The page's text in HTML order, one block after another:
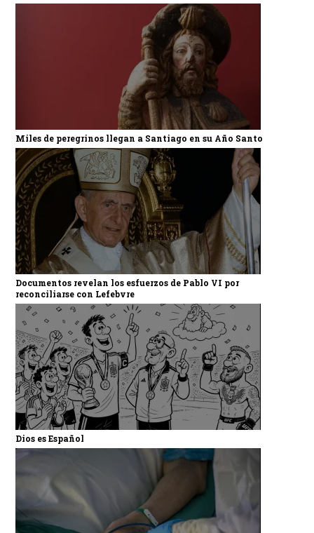
Miles de peregrinos llegan a Santiago en su Año Santo
Documentos revelan los esfuerzos de Pablo VI por
reconciliarse con Lefebvre
Dios es Español